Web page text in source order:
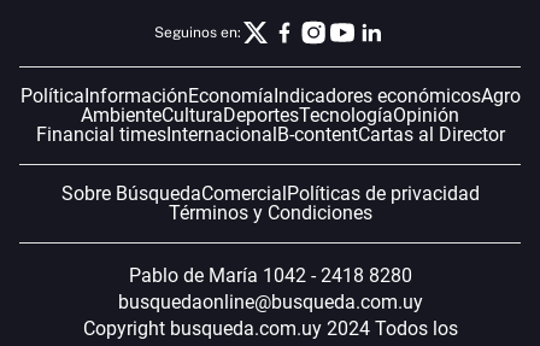
Seguinos en:
PolíticaInformaciónEconomíaIndicadores económicosAgro
AmbienteCulturaDeportesTecnologíaOpinión
Financial timesInternacionalB-contentCartas al Director
Sobre BúsquedaComercialPolíticas de privacidad
Términos y Condiciones
Pablo de María 1042 - 2418 8280
busquedaonline@busqueda.com.uy
Copyright busqueda.com.uy 2024 Todos los